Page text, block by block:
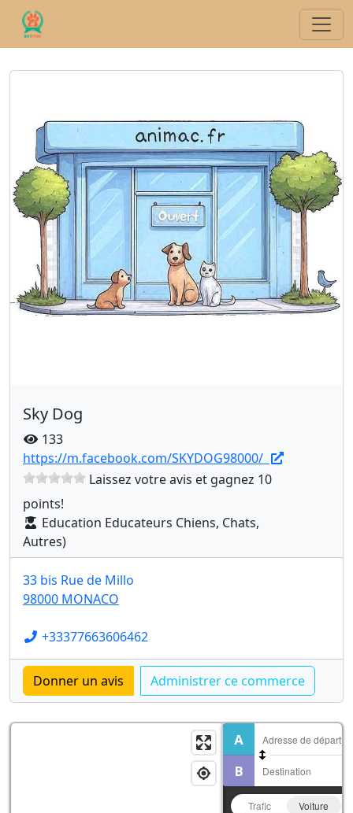
Sky Dog
133
https://m.facebook.com/SKYDOG98000/
Laissez votre avis et gagnez 10
points!
Education Educateurs Chiens, Chats,
Autres)
33 bis Rue de Millo
98000 MONACO
+33377663606462
Trafic Voiture